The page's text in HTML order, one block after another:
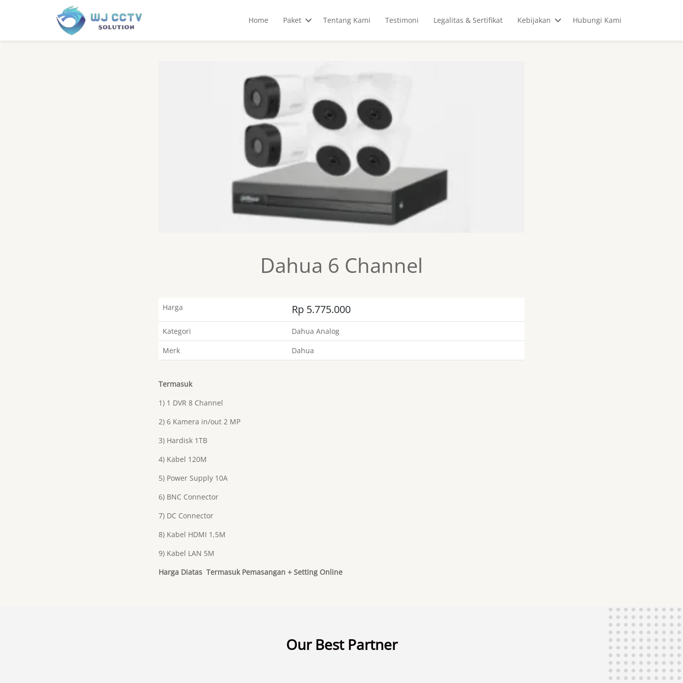
Home Paket Tentang Kami Testimoni Legalitas & Sertifikat Kebijakan Hubungi Kami
Dahua 6 Channel
Harga Rp 5.775.000
Kategori
Dahua Analog
Merk
Dahua
Termasuk
1) 1 DVR 8 Channel
2) 6 Kamera in/out 2 MP
3) Hardisk 1TB
4) Kabel 120M
5) Power Supply 10A
6) BNC Connector
7) DC Connector
8) Kabel HDMI 1,5M
9) Kabel LAN 5M
Harga Diatas Termasuk Pemasangan + Setting Online
Our Best Partner